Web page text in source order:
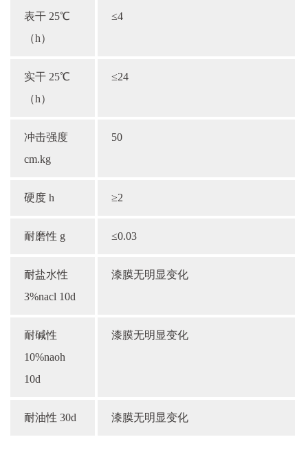
表干 25℃
（h）
≤4
实干 25℃
（h）
≤24
冲击强度
cm.kg
50
硬度 h ≥2
耐磨性 g ≤0.03
耐盐水性
3%nacl 10d
漆膜无明显变化
耐碱性
10%naoh
10d
漆膜无明显变化
耐油性 30d 漆膜无明显变化